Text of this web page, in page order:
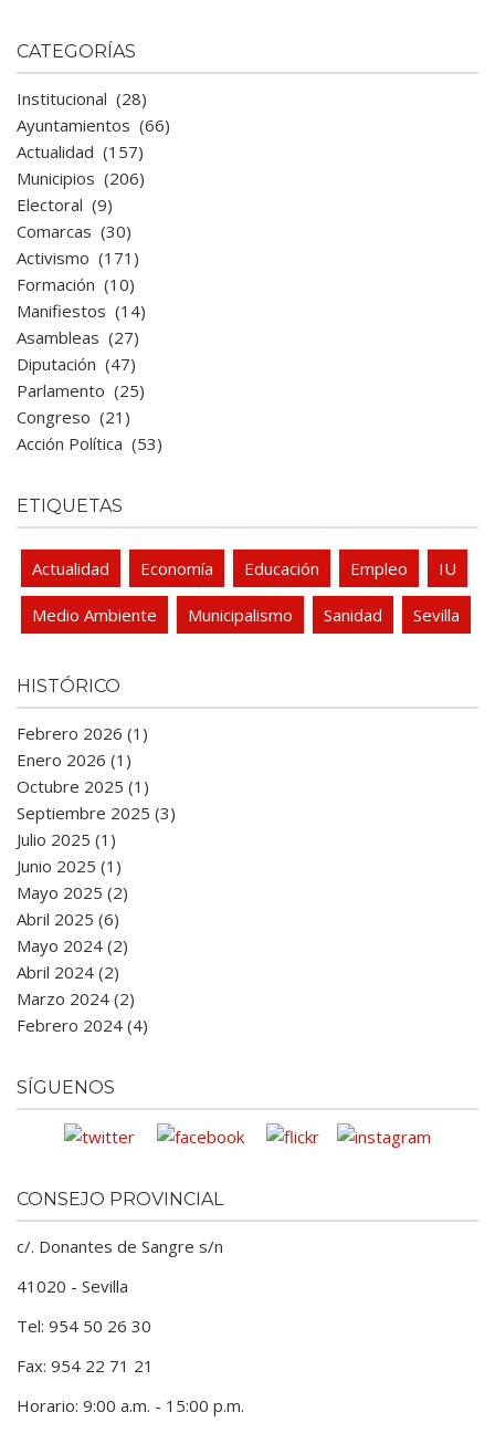
CATEGORÍAS
Institucional (28)
Ayuntamientos (66)
Actualidad (157)
Municipios (206)
Electoral (9)
Comarcas (30)
Activismo (171)
Formación (10)
Manifiestos (14)
Asambleas (27)
Diputación (47)
Parlamento (25)
Congreso (21)
Acción Política (53)
ETIQUETAS
Actualidad Economía Educación Empleo IU
Medio Ambiente Municipalismo Sanidad Sevilla
HISTÓRICO
Febrero 2026 (1)
Enero 2026 (1)
Octubre 2025 (1)
Septiembre 2025 (3)
Julio 2025 (1)
Junio 2025 (1)
Mayo 2025 (2)
Abril 2025 (6)
Mayo 2024 (2)
Abril 2024 (2)
Marzo 2024 (2)
Febrero 2024 (4)
SÍGUENOS
CONSEJO PROVINCIAL
c/. Donantes de Sangre s/n
41020 - Sevilla
Tel: 954 50 26 30
Fax: 954 22 71 21
Horario: 9:00 a.m. - 15:00 p.m.